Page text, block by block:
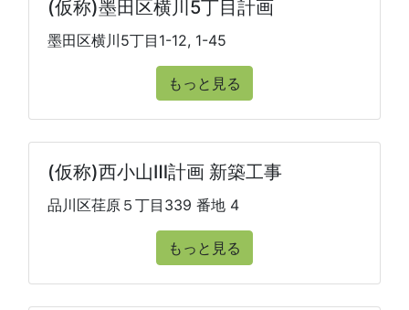
(仮称)墨田区横川5丁目計画
墨田区横川5丁目1-12, 1-45
もっと見る
(仮称)西小山Ⅲ計画 新築工事
品川区荏原５丁目339 番地 4
もっと見る